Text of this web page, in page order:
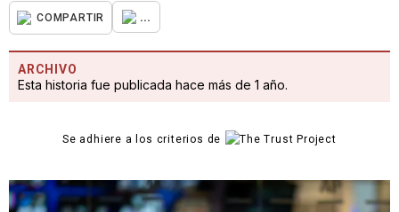
COMPARTIR ...
ARCHIVO
Esta historia fue publicada hace más de 1 año.
Se adhiere a los criterios de